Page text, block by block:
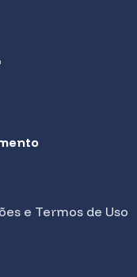
e Termos de Uso